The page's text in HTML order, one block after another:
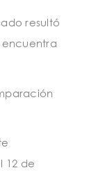
resultó
encuentra
12 de